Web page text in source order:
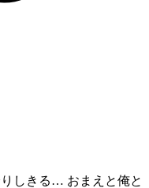
しきる… おまえと俺と